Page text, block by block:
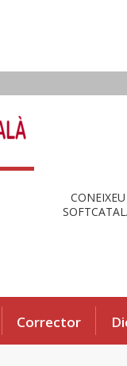
CONEIXEU
Corrector